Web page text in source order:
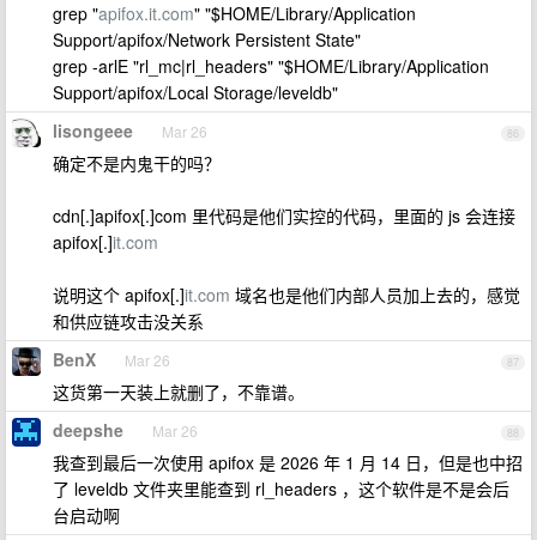
grep "apifox.it.com" "$HOME/Library/Application
Support/apifox/Network Persistent State"
grep -arlE "rl_mc|rl_headers" "$HOME/Library/Application
Support/apifox/Local Storage/leveldb"
86
lisongeee Mar 26
确定不是内鬼干的吗？
cdn[.]apifox[.]com 里代码是他们实控的代码，里面的 js 会连接
apifox[.]it.com
说明这个 apifox[.]it.com 域名也是他们内部人员加上去的，感觉
和供应链攻击没关系
87
BenX Mar 26
这货第一天装上就删了，不靠谱。
88
deepshe Mar 26
我查到最后一次使用 apifox 是 2026 年 1 月 14 日，但是也中招
了 leveldb 文件夹里能查到 rl_headers ，这个软件是不是会后
台启动啊